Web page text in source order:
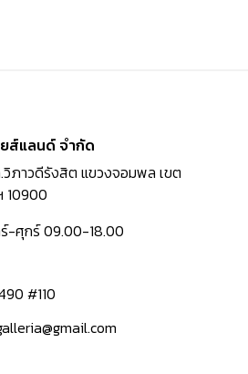
ส์แลนด์ จำกัด
ภาวดีรังสิต แขวงจอมพล เขต
10900
ร์-ศุกร์ 09.00-18.00
#110